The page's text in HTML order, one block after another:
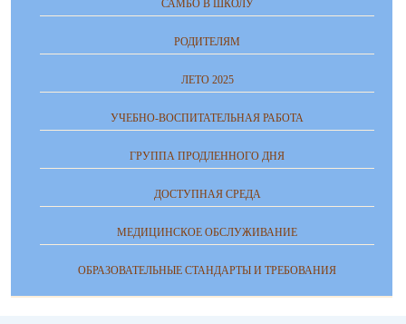
САМБО В ШКОЛУ
РОДИТЕЛЯМ
ЛЕТО 2025
УЧЕБНО-ВОСПИТАТЕЛЬНАЯ РАБОТА
ГРУППА ПРОДЛЕННОГО ДНЯ
ДОСТУПНАЯ СРЕДА
МЕДИЦИНСКОЕ ОБСЛУЖИВАНИЕ
ОБРАЗОВАТЕЛЬНЫЕ СТАНДАРТЫ И ТРЕБОВАНИЯ